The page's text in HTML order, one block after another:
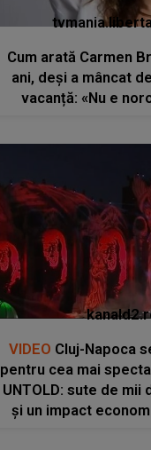
Cum arată Carmen
ani, deși a mâncat
vacanță: «Nu e
VIDEO Cluj-Napoca
pentru cea mai
UNTOLD: sute de mii
și un impact